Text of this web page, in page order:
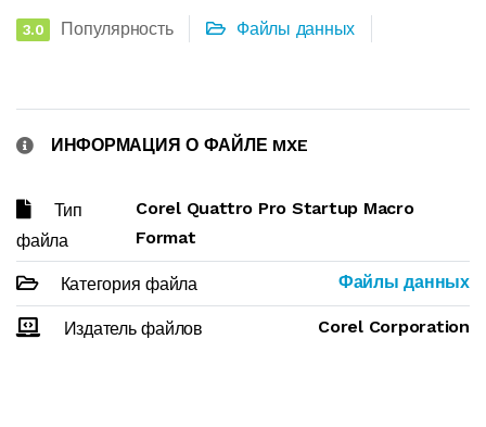
3.0 Популярность Файлы данных
ИНФОРМАЦИЯ О ФАЙЛЕ MXE
Тип
файла
Corel Quattro Pro Startup Macro
Format
Категория файла Файлы данных
Издатель файлов Corel Corporation